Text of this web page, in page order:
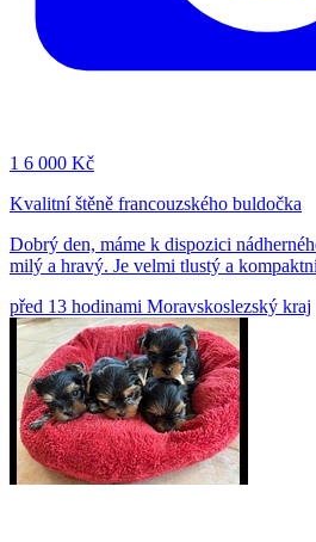
1 6 000 Kč
Kvalitní štěně francouzského buldočka
Dobrý den, máme k dispozici
milý a hravý. Je velmi tlustý a
před 13 hodinami Moravskoslezský kraj